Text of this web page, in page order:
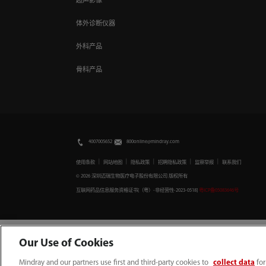
体外诊断仪器
外科产品
骨科产品
4007005652 800online@mindray.com
使用条款 网站地图 隐私政策 ｜招聘隐私政策 监察举报 联系我们
© 2026 深圳迈瑞生物医疗电子股份有限公司 版权所有
互联网药品信息服务资格证书[（粤）-非经营性-2023-0518] 粤ICP备05083646号
Our Use of Cookies
Mindray and our partners use first and third-party cookies to collect data